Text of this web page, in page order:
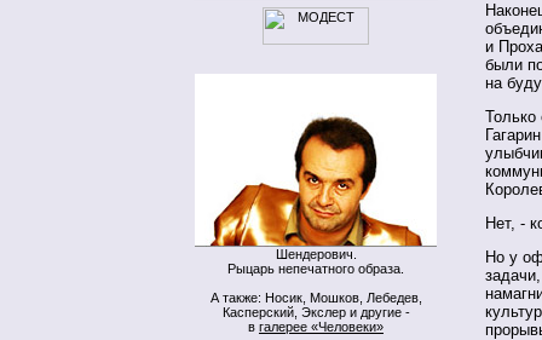
Шендерович.
Рыцарь непечатного образа.
А также: Носик, Мошков, Лебедев,
Касперский, Экслер и другие -
в галерее «Человеки»
и
были
на
Только
Нет, -
Но у